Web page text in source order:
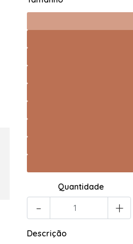
Quantidade
- +
Descrição